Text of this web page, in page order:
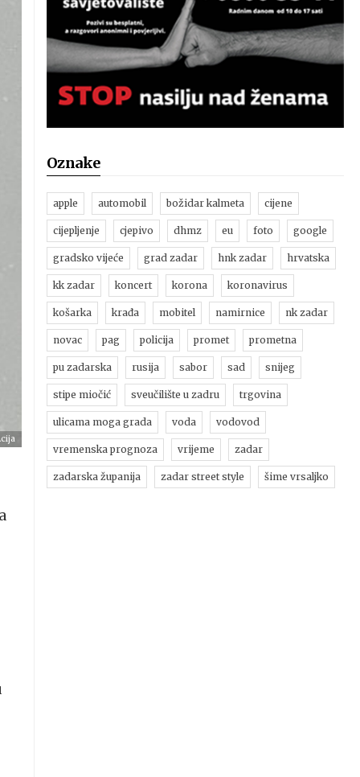
Oznake
apple automobil božidar kalmeta cijene
cijepljenje cjepivo dhmz eu foto google
gradsko vijeće grad zadar hnk zadar hrvatska
kk zadar koncert korona koronavirus
košarka krađa mobitel namirnice nk zadar
novac pag policija promet prometna
pu zadarska rusija sabor sad snijeg
stipe miočić sveučilište u zadru trgovina
ulicama moga grada voda vodovod
vremenska prognoza vrijeme zadar
zadarska županija zadar street style šime vrsaljko